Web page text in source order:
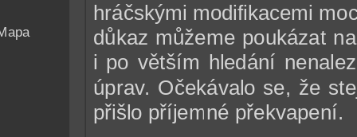
hráčskými modifikacemi
důkaz můžeme poukázat
i po větším hledání
úprav. Očekávalo se, že
přišlo příjemné překvapení.